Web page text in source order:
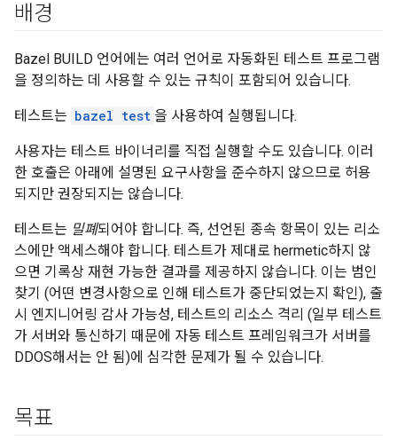
배경
Bazel BUILD 언어에는 여러 언어로 자동화된 테스트 프로그램
을 정의하는 데 사용할 수 있는 규칙이 포함되어 있습니다.
테스트는 bazel test 을 사용하여 실행됩니다.
사용자는 테스트 바이너리를 직접 실행할 수도 있습니다. 이러
한 호출은 아래에 설명된 요구사항을 준수하지 않으므로 허용
되지만 권장되지는 않습니다.
테스트는 밀폐되어야 합니다. 즉, 선언된 종속 항목이 있는 리소
스에만 액세스해야 합니다. 테스트가 제대로 hermetic하지 않
으면 기록상 재현 가능한 결과를 제공하지 않습니다. 이는 범인
찾기 (어떤 변경사항으로 인해 테스트가 중단되었는지 확인), 출
시 엔지니어링 감사 가능성, 테스트의 리소스 격리 (일부 테스트
가 서버와 통신하기 때문에 자동 테스트 프레임워크가 서버를
DDOS해서는 안 됨)에 심각한 문제가 될 수 있습니다.
목표